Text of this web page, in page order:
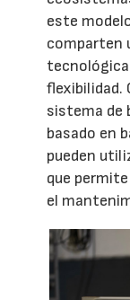
este
comparten
flexibilidad.
sistema de
basado en
pueden
que
el